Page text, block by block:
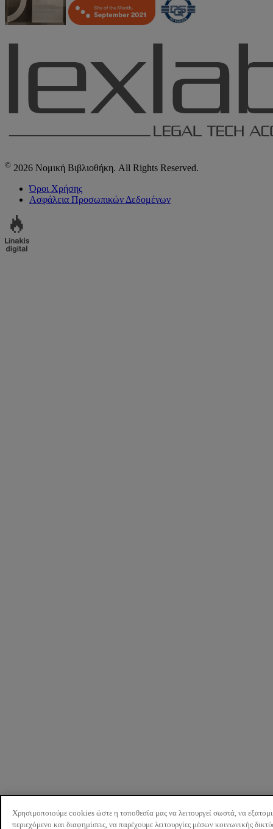
© 2026 Νομική Βιβλιοθήκη. All Rights Reserved.
Όροι Χρήσης
Ασφάλεια Προσωπικών Δεδομένων
Χρησιμοποιούμε cookies ώστε η τοποθεσία μας να λειτουργεί σωστά, να
περιεχόμενο και διαφημίσεις, να παρέχουμε λειτουργίες μέσων κοινωνικής